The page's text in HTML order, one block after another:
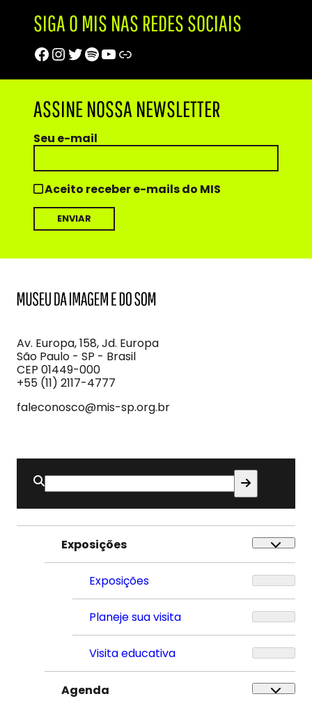
SIGA O MIS NAS REDES SOCIAIS
Facebook
Instagram
Twitter
Spotify
Youtube
Trip Advisor
ASSINE NOSSA NEWSLETTER
Seu e-mail
Aceito receber e-mails do MIS
Imagem
e
do
Som
Av. Europa, 158, Jd. Europa
São Paulo - SP - Brasil
CEP 01449-000
+55 (11) 2117-4777
faleconosco@mis-sp.org.br
Buscar
por:
Exposições
Exposições
Planeje sua visita
Visita educativa
Agenda